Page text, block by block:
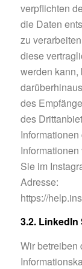
verpflichten
die Daten
zu
diese
werden kann,
des
des
Sie im
Adresse:
https://
3.2. LinkedIn
Wir betreiben